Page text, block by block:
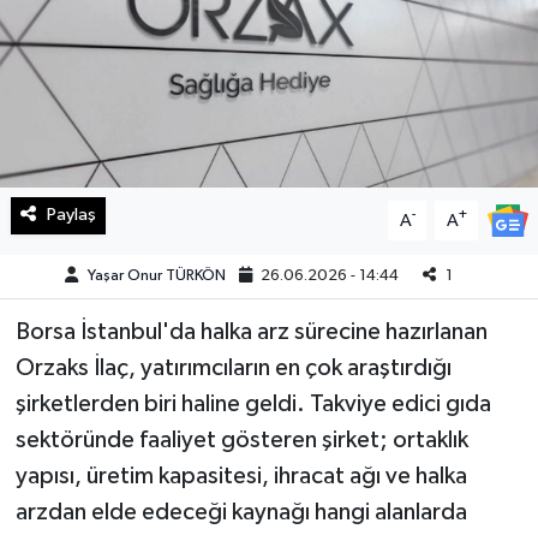
Paylaş A- A+
Yaşar Onur TÜRKÖN 26.06.2026 - 14:44 1
Borsa İstanbul'da halka arz sürecine hazırlanan
Orzaks İlaç, yatırımcıların en çok araştırdığı
şirketlerden biri haline geldi. Takviye edici gıda
sektöründe faaliyet gösteren şirket; ortaklık
yapısı, üretim kapasitesi, ihracat ağı ve halka
arzdan elde edeceği kaynağı hangi alanlarda
Manşet Altı
Resmi İlan
Sağlık
Spor
SürManşet
Teknoloji
Yaşam
KAHRAMANMARAŞ